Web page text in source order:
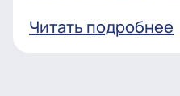
Читать подробнее